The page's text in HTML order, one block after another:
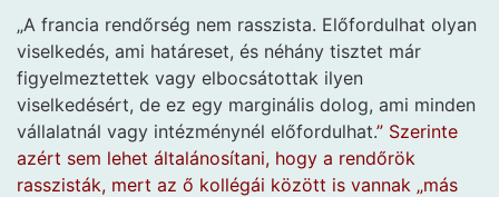
„A francia rendőrség nem rasszista. Előfordulhat olyan
viselkedés, ami határeset, és néhány tisztet már
figyelmeztettek vagy elbocsátottak ilyen
viselkedésért, de ez egy marginális dolog, ami minden
vállalatnál vagy intézménynél előfordulhat.” Szerinte
azért sem lehet általánosítani, hogy a rendőrök
rasszisták, mert az ő kollégái között is vannak „más